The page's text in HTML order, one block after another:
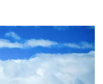
租车价格
成功案例
关于我们
联系我们